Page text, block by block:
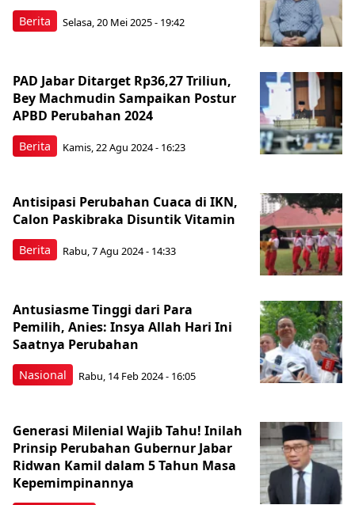
Berita Selasa, 20 Mei 2025 - 19:42
Berita
PAD Jabar Ditarget Rp36,27 Triliun,
Bey Machmudin Sampaikan Postur
APBD Perubahan 2024
Kamis, 22 Agu 2024 - 16:23
Berita
Antisipasi Perubahan Cuaca di IKN,
Calon Paskibraka Disuntik Vitamin
Rabu, 7 Agu 2024 - 14:33
Nasional
Antusiasme Tinggi dari Para
Pemilih, Anies: Insya Allah Hari Ini
Saatnya Perubahan
Rabu, 14 Feb 2024 - 16:05
Generasi Milenial Wajib Tahu! Inilah
Prinsip Perubahan Gubernur Jabar
Ridwan Kamil dalam 5 Tahun Masa
Kepemimpinannya